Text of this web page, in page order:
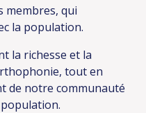
membres, qui
la population.
la richesse et la
tout en
de notre communauté